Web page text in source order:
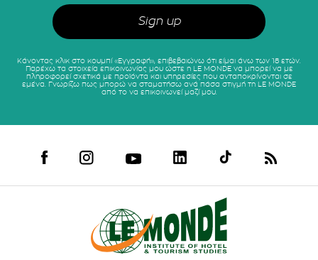
Κάνοντας κλικ στο κουμπί «Εγγραφή», επιβεβαιώνω ότι είμαι άνω των 18 ετών.
Παρέχω τα στοιχεία επικοινωνίας μου ώστε η LE MONDE να μπορεί να με
πληροφορεί σχετικά με προϊόντα και υπηρεσίες που ανταποκρίνονται σε
εμένα. Γνωρίζω πως μπορώ να σταματήσω ανά πάσα στιγμή τη LE MONDE
από το να επικοινωνεί μαζί μου.